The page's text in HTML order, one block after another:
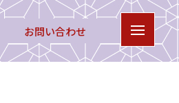
お問い合わせ